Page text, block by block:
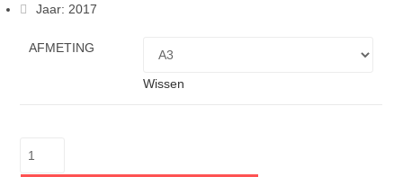
Jaar: 2017
AFMETING
Wissen